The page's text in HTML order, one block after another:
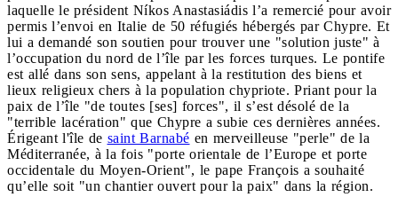
laquelle le président Níkos Anastasiádis l’a remercié pour avoir
permis l’envoi en Italie de 50 réfugiés hébergés par Chypre. Et
lui a demandé son soutien pour trouver une "solution juste" à
l’occupation du nord de l’île par les forces turques. Le pontife
est allé dans son sens, appelant à la restitution des biens et
lieux religieux chers à la population chypriote. Priant pour la
paix de l’île "de toutes [ses] forces", il s’est désolé de la
"terrible lacération" que Chypre a subie ces dernières années.
Érigeant l'île de saint Barnabé en merveilleuse "perle" de la
Méditerranée, à la fois "porte orientale de l’Europe et porte
occidentale du Moyen-Orient", le pape François a souhaité
qu’elle soit "un chantier ouvert pour la paix" dans la région.